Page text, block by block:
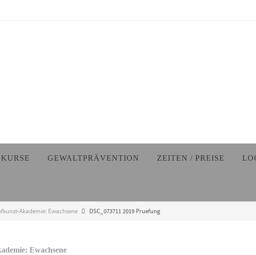
KURSE GEWALTPRÄVENTION ZEITEN / PREISE
Akademie: Ewachsene DSC_073711 2019 Pruefung
Ewachsene